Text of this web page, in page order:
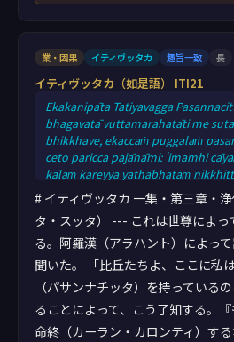
業・因果 イティヴッタカ 趣旨一致 長
イティヴッタカ（如是語） ITI21
Ekakanipāta Tatiyavagga
bhagavatā vuttamarahatāti me
bhikkhave, ekaccaṁ puggalaṁ
ceto paricca pajānāmi: ‘imamhi
kālaṁ kareyya yathābhataṁ
kissa hetu? Cittaṁ hissa,
Cetopasādahetu kho pana,
sattā kāyassa bhedā paraṁ maraṇā
upapajjantī”ti. Etamatthaṁ
vuccati: “Pasannacittaṁ ñatvāna,
# イティヴッタカ 一集・第三章・
タ・スッタ） --- これは世尊によっ
る。阿羅漢（アラハント）によっ
聞いた。 「比丘たちよ、ここに私
（パサンナチッタ）を持っている
ることによって、こう了知する。
命終（カーラン・カロンティ）す